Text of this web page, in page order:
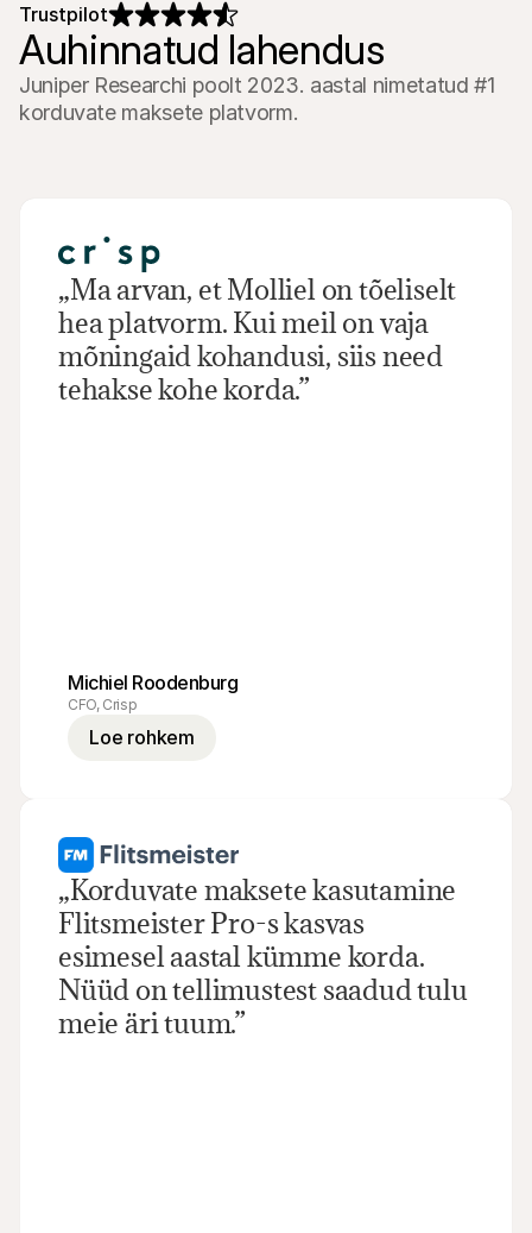
Trustpilot
Auhinnatud lahendus
Juniper Researchi poolt 2023. aastal nimetatud #1
korduvate maksete platvorm.
„Ma arvan, et Molliel on tõeliselt
hea platvorm. Kui meil on vaja
mõningaid kohandusi, siis need
tehakse kohe korda.”
Michiel Roodenburg
CFO, Crisp
Loe rohkem
„Korduvate maksete kasutamine
Flitsmeister Pro-s kasvas
esimesel aastal kümme korda.
Nüüd on tellimustest saadud tulu
meie äri tuum.”